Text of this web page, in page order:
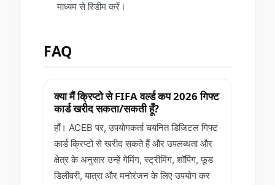
माध्यम से रिडीम करें।
FAQ
क्या मैं क्रिप्टो से FIFA वर्ल्ड कप 2026 गिफ्ट
कार्ड खरीद सकता/सकती हूँ?
हाँ। ACEB पर, उपयोगकर्ता चयनित डिजिटल गिफ्ट
कार्ड क्रिप्टो से खरीद सकते हैं और उपलब्धता और
क्षेत्र के अनुसार उन्हें गेमिंग, स्ट्रीमिंग, शॉपिंग, फूड
डिलीवरी, यात्रा और मनोरंजन के लिए उपयोग कर